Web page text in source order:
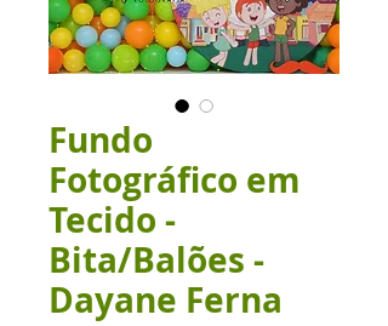
Fundo
Fotográfico em
Tecido -
Bita/Balões -
Dayane Ferna